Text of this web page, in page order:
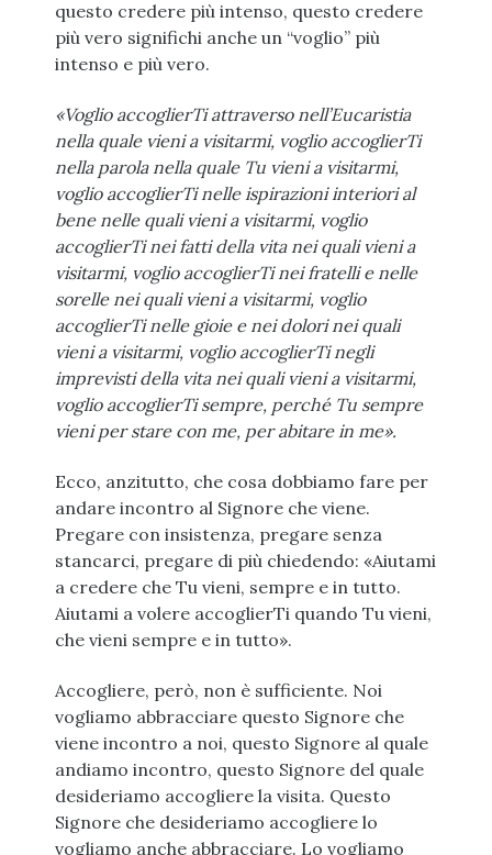
questo credere più intenso, questo credere
più vero significhi anche un “voglio” più
intenso e più vero.
«Voglio accoglierTi attraverso nell’Eucaristia
nella quale vieni a visitarmi, voglio accoglierTi
nella parola nella quale Tu vieni a visitarmi,
voglio accoglierTi nelle ispirazioni interiori al
bene nelle quali vieni a visitarmi, voglio
accoglierTi nei fatti della vita nei quali vieni a
visitarmi, voglio accoglierTi nei fratelli e nelle
sorelle nei quali vieni a visitarmi, voglio
accoglierTi nelle gioie e nei dolori nei quali
vieni a visitarmi, voglio accoglierTi negli
imprevisti della vita nei quali vieni a visitarmi,
voglio accoglierTi sempre, perché Tu sempre
vieni per stare con me, per abitare in me».
Ecco, anzitutto, che cosa dobbiamo fare per
andare incontro al Signore che viene.
Pregare con insistenza, pregare senza
stancarci, pregare di più chiedendo: «Aiutami
a credere che Tu vieni, sempre e in tutto.
Aiutami a volere accoglierTi quando Tu vieni,
che vieni sempre e in tutto».
Accogliere, però, non è sufficiente. Noi
vogliamo abbracciare questo Signore che
viene incontro a noi, questo Signore al quale
andiamo incontro, questo Signore del quale
desideriamo accogliere la visita. Questo
Signore che desideriamo accogliere lo
vogliamo anche abbracciare. Lo vogliamo